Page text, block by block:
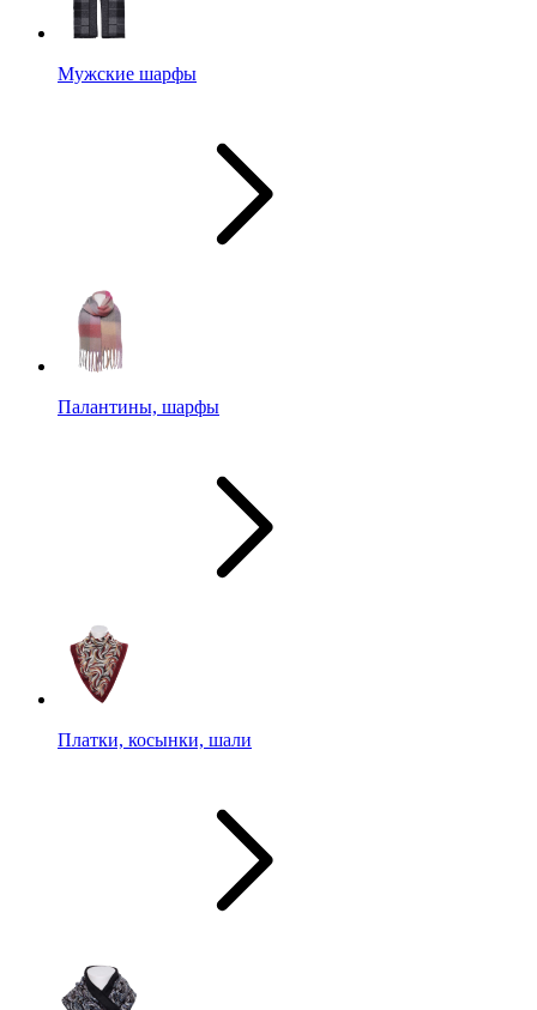
Мужские шарфы
Палантины, шарфы
Платки, косынки, шали